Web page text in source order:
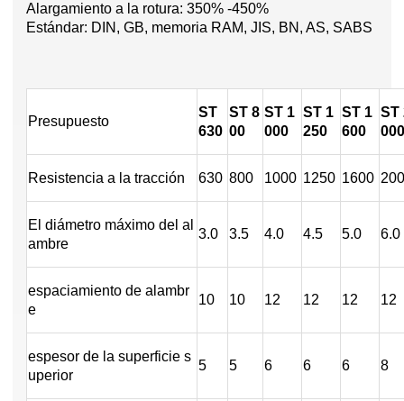
Alargamiento a la rotura: 350% -450%
Estándar: DIN, GB, memoria RAM, JIS, BN, AS, SABS
Presupuesto
ST
630
ST 8
00
ST 1
000
ST 1
250
ST 1
600
ST
000
Resistencia a la tracción 630 800 1000 1250 1600
El diámetro máximo del al
ambre
3.0 3.5 4.0 4.5 5.0 6.0
espaciamiento de alambr
e
10 10 12 12 12 12
espesor de la superficie s
uperior
5 5 6 6 6 8